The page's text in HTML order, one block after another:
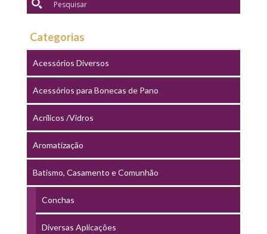
Categorias
Acessórios Diversos
Acessórios para Bonecas de Pano
Acrílicos /Vidros
Aromatização
Batismo, Casamento e Comunhão
Conchas
Diversas Aplicações